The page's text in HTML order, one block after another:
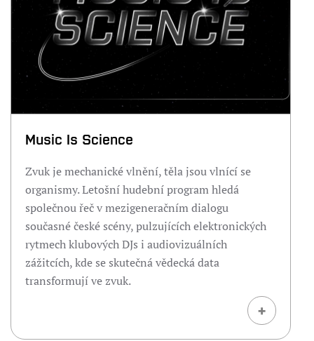
Music Is Science
Zvuk je mechanické vlnění, těla jsou vlnící se
organismy. Letošní hudební program hledá
společnou řeč v mezigeneračním dialogu
současné české scény, pulzujících elektronických
rytmech klubových DJs i audiovizuálních
zážitcích, kde se skutečná vědecká data
transformují ve zvuk.
+